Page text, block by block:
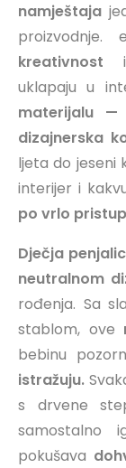
namještaja
proizvodnje.
kreativnost
uklapaju u
materijalu —
dizajnerska
ljeta do jeseni
interijer i
po vrlo
Dječja
neutralnom
rođenja. Sa
stablom, ove
bebinu
istražuju.
s drvene
samostalno
pokušava